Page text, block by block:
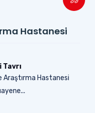
Hastanesi
Hastanesi